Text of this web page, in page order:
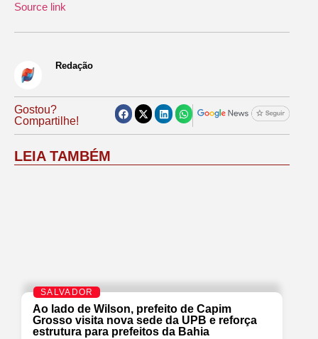
Source link
Redação
Gostou?
Compartilhe!
LEIA TAMBÉM
SALVADOR
Ao lado de Wilson, prefeito de Capim
Grosso visita nova sede da UPB e reforça
estrutura para prefeitos da Bahia